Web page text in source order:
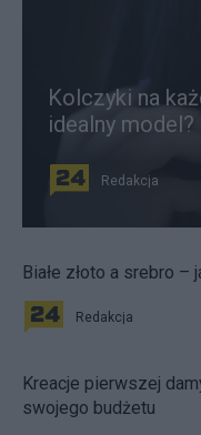
Kolczyki na
idealny model?
Redakcja
Białe złoto a srebro
Redakcja
Kreacje pierwszej
swojego budżetu